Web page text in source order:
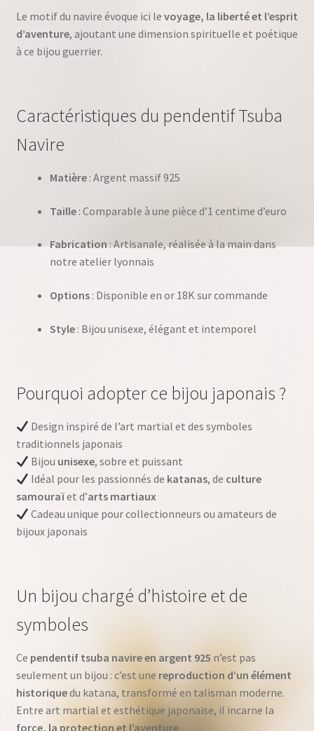
Le motif du navire évoque ici le voyage, la liberté et l’esprit
d’aventure, ajoutant une dimension spirituelle et poétique
à ce bijou guerrier.
Caractéristiques du pendentif Tsuba
Navire
Matière: Argent massif 925
Taille: Comparable à une pièce d’1 centime d’euro
Fabrication: Artisanale, réalisée à la main dans
notre atelier lyonnais
Options: Disponible en or 18K sur commande
Style: Bijou unisexe, élégant et intemporel
Pourquoi adopter ce bijou japonais ?
Design inspiré de l’art martial et des symboles
traditionnels japonais
Bijou unisexe, sobre et puissant
Idéal pour les passionnés de katanas, de culture
samouraïet d’arts martiaux
Cadeau unique pour collectionneurs ou amateurs de
bijoux japonais
Un bijou chargé d’histoire et de
symboles
Ce pendentif tsuba navire en argent 925 n’est pas
seulement un bijou : c’est une reproduction d’un élément
historiquedu katana, transformé en talisman moderne.
Entre art martial et esthétique japonaise, il incarne la
force, la protection et l’aventure.